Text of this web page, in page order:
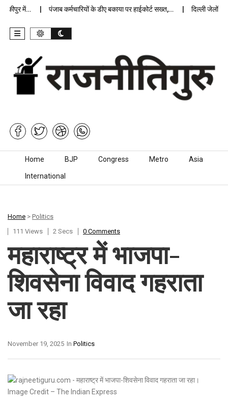
में… पंजाब कर्मचारियों के डीए बकाया पर हाईकोर्ट सख्त,… दिल्ली जेलों में
Skip to content
Home BJP Congress Metro Asia
International
Home > Politics
111 Views
2 Secs 0 Comments
महाराष्ट्र में भाजपा-
शिवसेना विवाद गहराता
जा रहा
In Politics
November 19, 2025